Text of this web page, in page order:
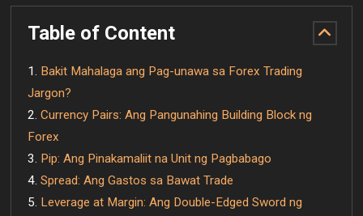
Table of Content
Bakit Mahalaga ang Pag-unawa sa Forex Trading
Jargon?
Currency Pairs: Ang Pangunahing Building Block ng
Forex
Pip: Ang Pinakamaliit na Unit ng Pagbabago
Spread: Ang Gastos sa Bawat Trade
Leverage at Margin: Ang Double-Edged Sword ng